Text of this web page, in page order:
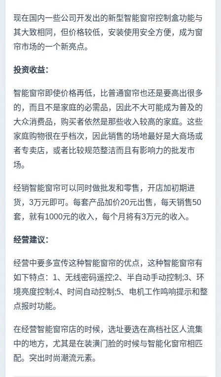
现在国内一些公司开发出的新型智能窗帘控制盒功能与
其大致相同，但价格较低，安装使用安全方便，成为窗
帘市场的一个新亮点。
投资收益：
智能窗帘即使价格再低，比普通窗帘也还是要高出很多
的，而且不是家庭的必需品，因此不大可能成为普及的
大众消费品，购买者依然是那些收入较高的家庭。这些
家庭购物很在乎档次，因此销售的场地最好是大商场或
者专卖店，或者比较规范整洁而且有影响力的批发市
场。
经销智能窗帘可以同时做批发和零售，开店加初期进
货，3万元即可。每套产品加价20元出售，每天销售50
套，就有1000元的收入，每个月将有3万元的收入。
经营建议：
经营中要多宣传这种智能窗帘的优点，这种智能窗帘有
如下特点：1、无线密码遥控;2、半自动手动控制;3、环
境亮度控制;4、时间自动控制;5、电机工作鸣响提示和整
点报时功能。
在经营智能窗帘店的时候，选址要选在高档社区人流集
中的地方，尤其是在装潢门脸的时候与智能化窗帘相匹
配。突出时尚潮流元素。